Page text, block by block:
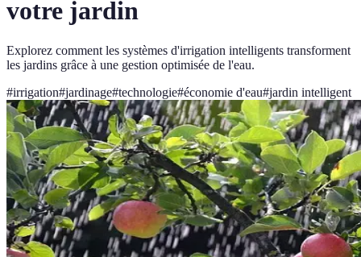
votre jardin
Explorez comment les systèmes d'irrigation intelligents transforment
les jardins grâce à une gestion optimisée de l'eau.
#irrigation#jardinage#technologie#économie d'eau#jardin intelligent